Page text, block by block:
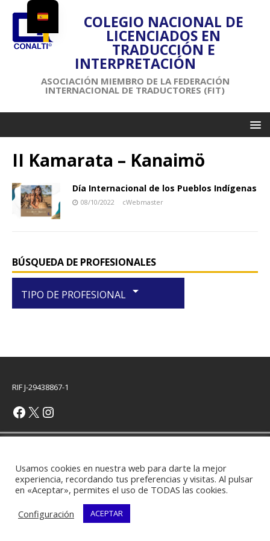
COLEGIO NACIONAL DE
LICENCIADOS EN
TRADUCCIÓN E
INTERPRETACIÓN
ASOCIACIÓN MIEMBRO DE LA FEDERACIÓN
INTERNACIONAL DE TRADUCTORES (FIT)
II Kamarata – Kanaimö
Día Internacional de los Pueblos Indígenas
08/10/2022 cWebmaster
BÚSQUEDA DE PROFESIONALES
TIPO DE PROFESIONAL arrow_drop_down
RIF J-29438867-1
Usamos cookies en nuestra web para darte la mejor
experiencia, recordando tus preferencias y visitas. Al pulsar
en «Aceptar», permites el uso de TODAS las cookies.
Configuración
ACEPTAR